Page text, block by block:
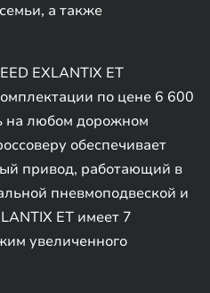
а также
EXLANTIX ET
по цене 6 600
на любом дорожном
обеспечивает
привод, работающий в
пневмоподвеской и
ET имеет 7
увеличенного